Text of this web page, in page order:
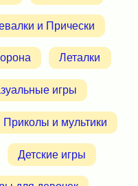
и Прически
Леталки
игры
Приколы и мультики
Детские игры